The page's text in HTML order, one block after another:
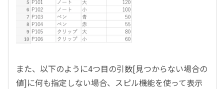
また、以下のように4つ目の引数[見つからない場合の
値]に何も指定しない場合、スピル機能を使って表示